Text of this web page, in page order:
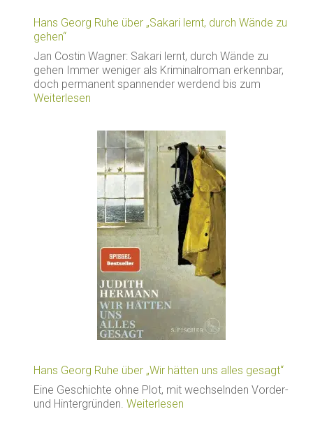
Hans Georg Ruhe über „Sakari lernt, durch Wände zu
gehen“
Jan Costin Wagner: Sakari lernt, durch Wände zu
gehen Immer weniger als Kriminalroman erkennbar,
doch permanent spannender werdend bis zum
Weiterlesen
Hans Georg Ruhe über „Wir hätten uns alles gesagt“
Eine Geschichte ohne Plot, mit wechselnden Vorder-
und Hintergründen.Weiterlesen